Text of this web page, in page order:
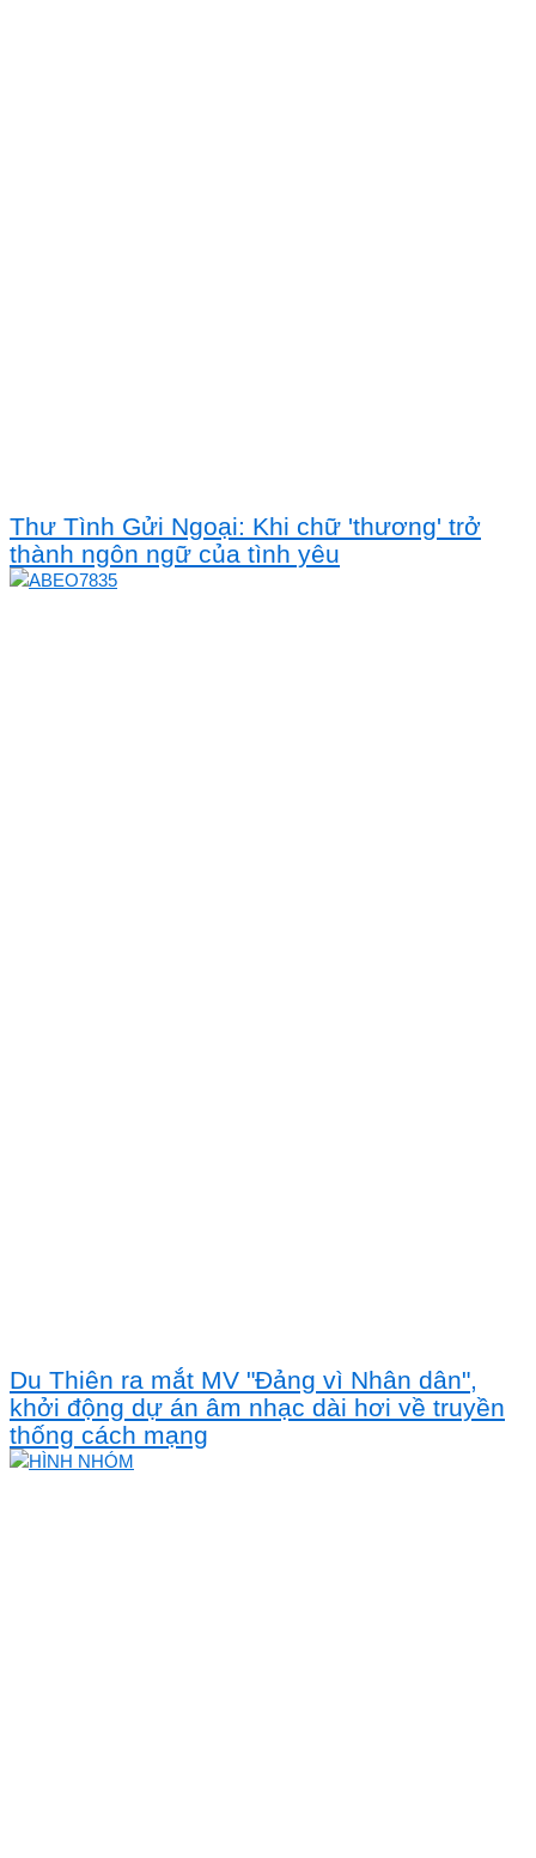
Thư Tình Gửi Ngoại: Khi chữ 'thương' trở
thành ngôn ngữ của tình yêu
Du Thiên ra mắt MV "Đảng vì Nhân dân",
khởi động dự án âm nhạc dài hơi về truyền
thống cách mạng